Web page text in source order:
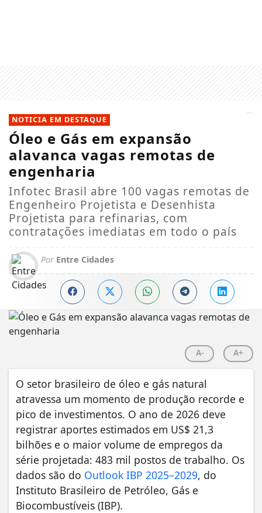
NOTICIA EM DESTAQUE
Óleo e Gás em expansão
alavanca vagas remotas de
engenharia
Infotec Brasil abre 100 vagas remotas de
Engenheiro Projetista e Desenhista
Projetista para refinarias, com
contratações imediatas em todo o país
Por Entre Cidades
A- A+
O setor brasileiro de óleo e gás natural
atravessa um momento de produção recorde e
pico de investimentos. O ano de 2026 deve
registrar aportes estimados em US$ 21,3
bilhões e o maior volume de empregos da
série projetada: 483 mil postos de trabalho. Os
dados são do Outlook IBP 2025–2029, do
Instituto Brasileiro de Petróleo, Gás e
Biocombustíveis (IBP).